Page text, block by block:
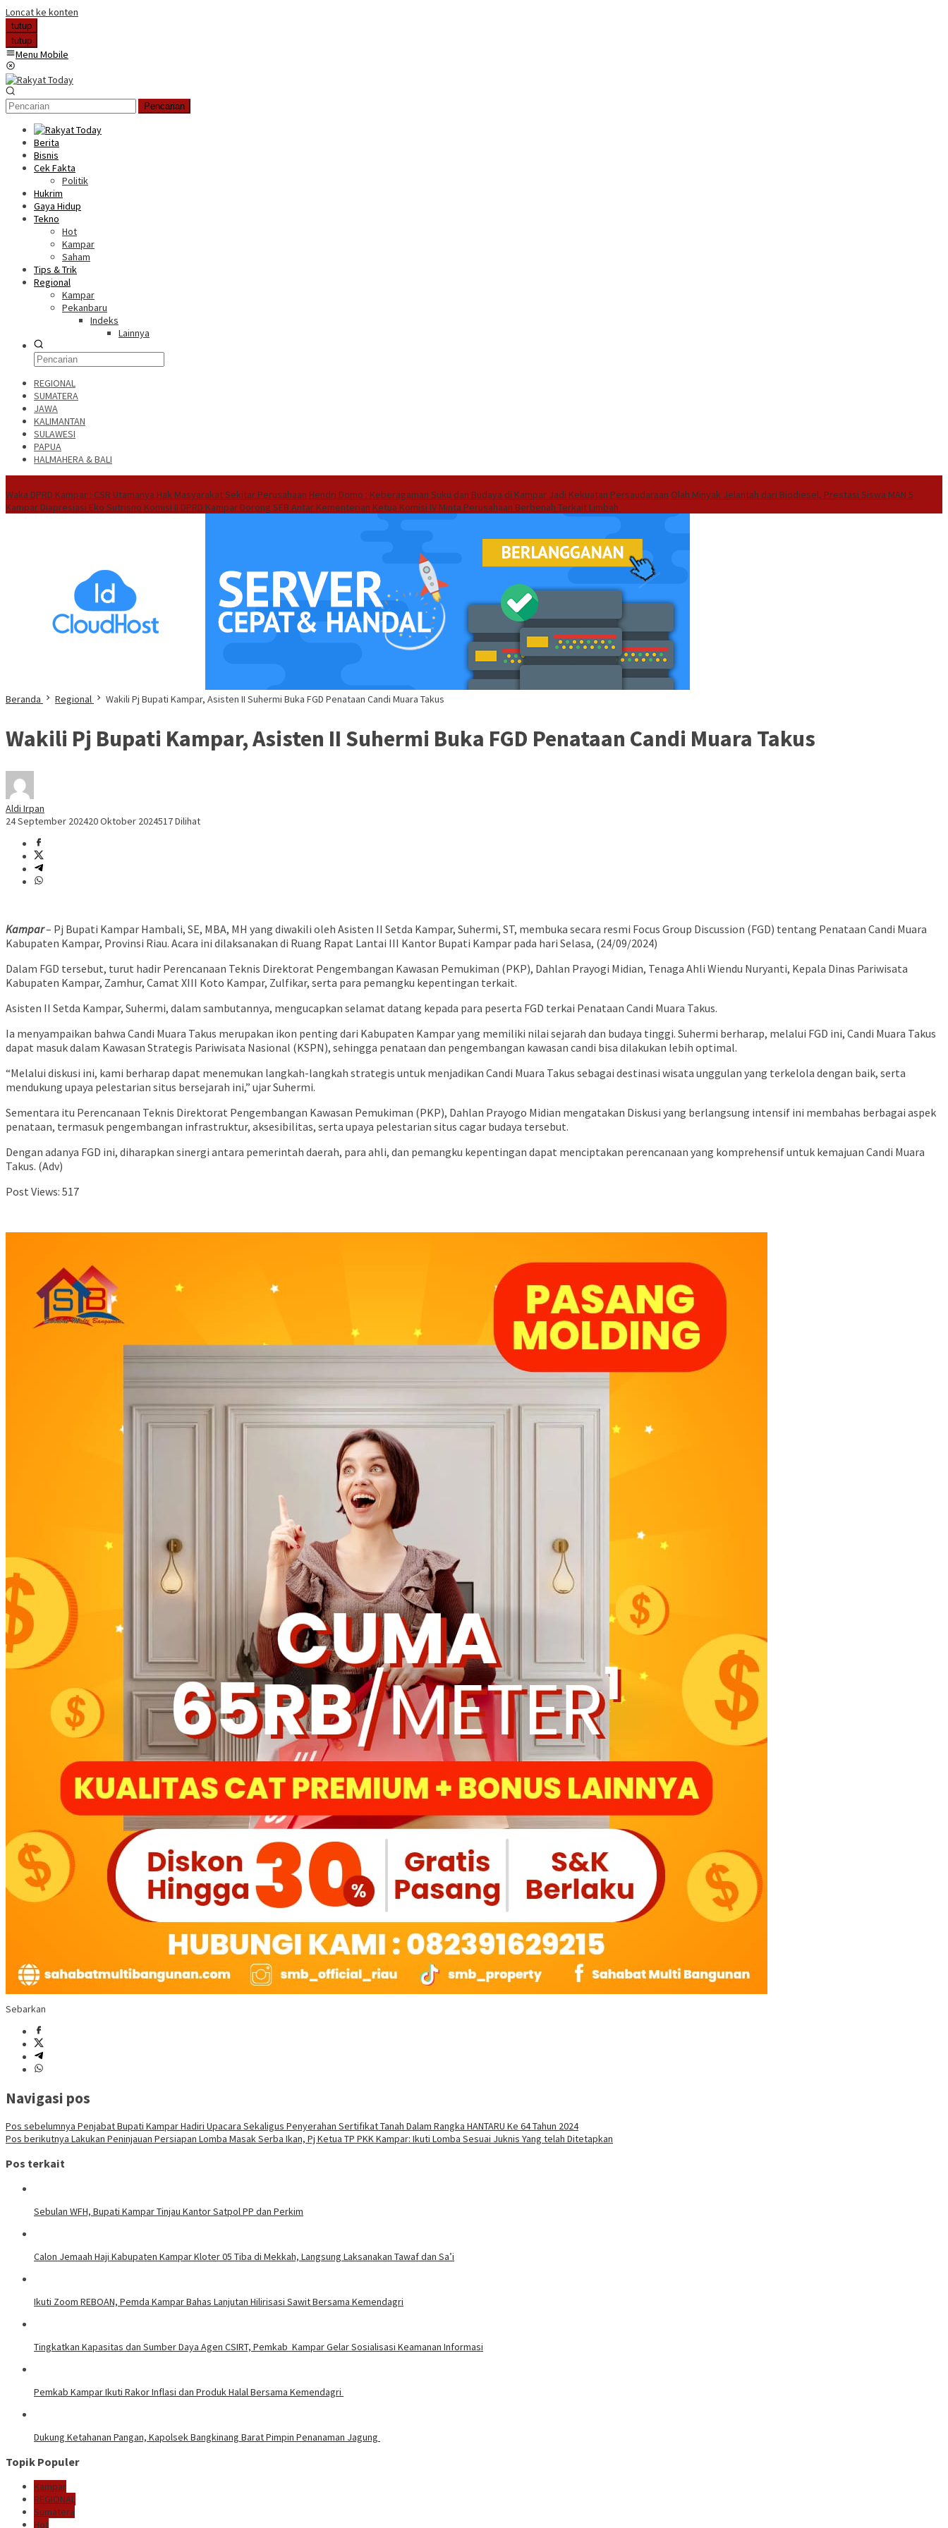
Loncat ke konten
tutup
tutup
Menu Mobile
Pencarian
Berita
Bisnis
Cek Fakta
Politik
Hukrim
Gaya Hidup
Tekno
Hot
Kampar
Saham
Tips & Trik
Regional
Kampar
Pekanbaru
Indeks
Lainnya
REGIONAL
SUMATERA
JAWA
KALIMANTAN
SULAWESI
PAPUA
HALMAHERA & BALI
Waka DPRD Kampar : CSR Utamanya Hak Masyarakat Sekitar Perusahaan Hendri Domo : Keberagaman Suku dan Budaya di Kampar Jadi Kekuatan Persaudaraan Olah Minyak Jelantah dari Biodiesel, Prestasi Siswa MAN 5
Kampar Diapresiasi Eko Sutrisno Komisi II DPRD Kampar Dorong SEB Antar Kementerian Ketua Komisi IV Minta Perusahaan Berbenah Terkait Limbah
Beranda Regional Wakili Pj Bupati Kampar, Asisten II Suhermi Buka FGD Penataan Candi Muara Takus
Wakili Pj Bupati Kampar, Asisten II Suhermi Buka FGD Penataan Candi Muara Takus
Aldi Irpan
24 September 202420 Oktober 2024517 Dilihat
Kampar– Pj Bupati Kampar Hambali, SE, MBA, MH yang diwakili oleh Asisten II Setda Kampar, Suhermi, ST, membuka secara resmi Focus Group Discussion (FGD) tentang Penataan Candi Muara
Kabupaten Kampar, Provinsi Riau. Acara ini dilaksanakan di Ruang Rapat Lantai III Kantor Bupati Kampar pada hari Selasa, (24/09/2024)
Dalam FGD tersebut, turut hadir Perencanaan Teknis Direktorat Pengembangan Kawasan Pemukiman (PKP), Dahlan Prayogi Midian, Tenaga Ahli Wiendu Nuryanti, Kepala Dinas Pariwisata
Kabupaten Kampar, Zamhur, Camat XIII Koto Kampar, Zulfikar, serta para pemangku kepentingan terkait.
Asisten II Setda Kampar, Suhermi, dalam sambutannya, mengucapkan selamat datang kepada para peserta FGD terkai Penataan Candi Muara Takus.
Ia menyampaikan bahwa Candi Muara Takus merupakan ikon penting dari Kabupaten Kampar yang memiliki nilai sejarah dan budaya tinggi. Suhermi berharap, melalui FGD ini, Candi Muara Takus
dapat masuk dalam Kawasan Strategis Pariwisata Nasional (KSPN), sehingga penataan dan pengembangan kawasan candi bisa dilakukan lebih optimal.
“Melalui diskusi ini, kami berharap dapat menemukan langkah-langkah strategis untuk menjadikan Candi Muara Takus sebagai destinasi wisata unggulan yang terkelola dengan baik, serta
mendukung upaya pelestarian situs bersejarah ini,” ujar Suhermi.
Sementara itu Perencanaan Teknis Direktorat Pengembangan Kawasan Pemukiman (PKP), Dahlan Prayogo Midian mengatakan Diskusi yang berlangsung intensif ini membahas berbagai aspek
penataan, termasuk pengembangan infrastruktur, aksesibilitas, serta upaya pelestarian situs cagar budaya tersebut.
Dengan adanya FGD ini, diharapkan sinergi antara pemerintah daerah, para ahli, dan pemangku kepentingan dapat menciptakan perencanaan yang komprehensif untuk kemajuan Candi Muara
Takus. (Adv)
Post Views: 517
Sebarkan
Navigasi pos
Pos sebelumnya Penjabat Bupati Kampar Hadiri Upacara Sekaligus Penyerahan Sertifikat Tanah Dalam Rangka HANTARU Ke 64 Tahun 2024
Pos berikutnya Lakukan Peninjauan Persiapan Lomba Masak Serba Ikan, Pj Ketua TP PKK Kampar: Ikuti Lomba Sesuai Juknis Yang telah Ditetapkan
Pos terkait
Sebulan WFH, Bupati Kampar Tinjau Kantor Satpol PP dan Perkim
Calon Jemaah Haji Kabupaten Kampar Kloter 05 Tiba di Mekkah, Langsung Laksanakan Tawaf dan Sa’i
Ikuti Zoom REBOAN, Pemda Kampar Bahas Lanjutan Hilirisasi Sawit Bersama Kemendagri
Tingkatkan Kapasitas dan Sumber Daya Agen CSIRT, Pemkab Kampar Gelar Sosialisasi Keamanan Informasi
Pemkab Kampar Ikuti Rakor Inflasi dan Produk Halal Bersama Kemendagri
Dukung Ketahanan Pangan, Kapolsek Bangkinang Barat Pimpin Penanaman Jagung
Topik Populer
Kampar
REGIONAL
Sumatera
Hot